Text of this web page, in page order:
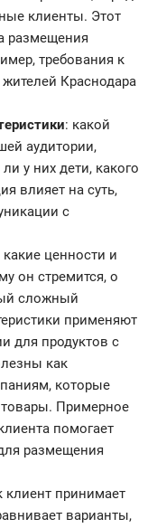
клиенты. Этот
размещения
требования к
Краснодара
: какой
аудитории,
у них дети, какого
влияет на суть,
с
какие ценности и
он стремится, о
сложный
применяют
для продуктов с
как
которые
Примерное
помогает
размещения
клиент принимает
варианты,